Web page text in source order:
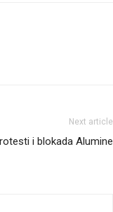
Next article
i blokada Alumine